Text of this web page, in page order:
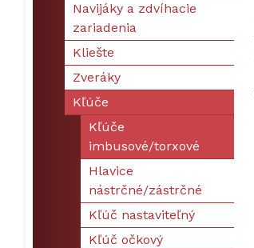
Navijáky a zdvíhacie
zariadenia
Kliešte
Zveráky
Kľúče
Kľúče
imbusové/torxové
Hlavice
nástrčné/zástrčné
Kľúč nastaviteľný
Kľúč očkový